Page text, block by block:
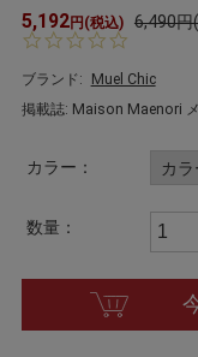
5,192円(税込) 6,490円
s
t
a
ブランド:
Muel Chic
掲載誌: Maison Maenori
カラー：
数量：